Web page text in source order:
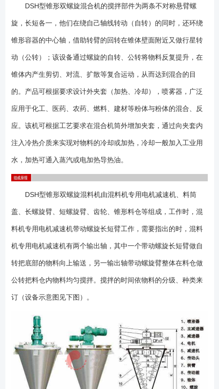
物料向上输送，另一输出轴带动螺旋臂整体在料仓做公转把料仓内物料均
匀搅拌。搅拌的时间依物料的分级、种类来订（设备示意图见下
提升，转臂慢速公转运动，使螺旋外的物体不同程度的进入螺旋柱，从而
达到全圆周方位的不断更新扩散，被提到上部的两股物料再向中心凹穴汇
重混合效果；标准型锥形螺旋混合机有两根搅拌螺旋，实际应用中根据设
备规格大小可以采用单（一根长螺旋）、双（长短各一两根不对称螺
旋）、三（两端一长对称布置）根螺旋，理论上搅拌螺旋越多，混合效果
混合死角，驱动形式有手动和气动可选，根据用户需要，也可加装蝶阀、
球阀、星形卸料器、边出料等。 1、使用于物料比重悬殊，粉体颗粒相
或破碎； 3、对热敏性物料不会产生过热现象； 4、在粉-粉混合过
程中，十分方便添加工况要求的液体或设置一个到多个喷雾口装置；
拌速度亦不会对易碎物料产生破坏； 9、本机的搅拌作用对物料的化学
反应有更好的配合作用；型号\项目全容积(M³)装载系数电机功率(KW)外型
0.61.5φ630×1451150DSH-0.10.10.4-0.61.5φ715×1569250DSH-
0.30.30.4-0.62.2φ920×1960550DSH-0.50.50.4-
330.4-0.67.5φ2040×37602300DSH-440.4-0.611φ2250×44252520DSH-
0.618.5φ2780×53604500DSH-10100.4-0.622φ3018×58155500DSH-
12120.4-0.622φ3204×61005900DSH-15150.4-
0.630φ3442×65406600DSH-20200.4-0.637φ3805×74209800DSH-
25250.4-0.637φ4086×780010200DSH-30300.4-
0.645φ4330×820011500 1、确定每批次混合的物料体积，范围在0.1-
30立方米，选取相应规格的设备; 2、选取设备制作材质，材质分：与
DSH型锥形双螺旋混合机的搅拌部件为两条不对称悬臂螺
旋，长短各一，他们在绕自己轴线转动（自转）的同时，还环绕
锥形容器的中心轴，借助转臂的回转在锥体壁面附近又做行星转
动（公转）；该设备通过螺旋的自转、公转将物料反复提升，在
锥体内产生剪切、对流、扩散等复合运动，从而达到混合的目
的。产品可根据要求设计外夹套（加热、冷却），喷雾器，广泛
应用于化工、医药、农药、燃料、建材等粉体与粉体的混合、反
应。该机可根据工艺要求在混合机筒外增加夹套，通过向夹套内
注入冷热介质来实现对物料的冷却或加热，冷却一般加入工业用
水，加热可通入蒸汽或电加热导热油。
DSH型锥形双螺旋混料机由混料机专用电机减速机、料筒
盖、长螺旋臂、短螺旋臂、齿轮、锥形料仓等组成，工作时，混
料机专用电机减速机带动螺旋长短臂工作，需要指出的时，混料
机专用电机减速机有两个输出轴，其中一个带动螺旋长短臂做自
转把底部的物料向上输送，另一输出轴带动螺旋臂整体在料仓做
公转把料仓内物料均匀搅拌。搅拌的时间依物料的分级、种类来
订（设备示意图见下图）。